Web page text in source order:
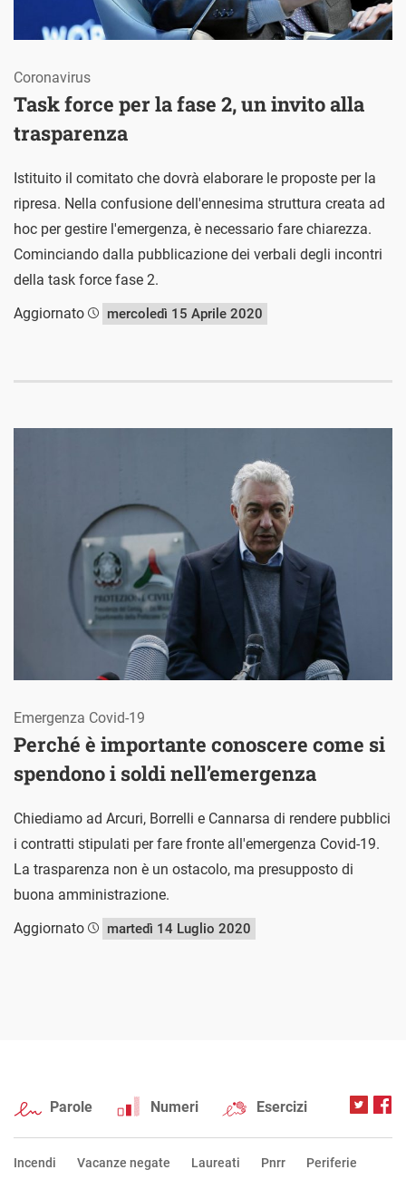
Task force per la fase 2, un invito alla
trasparenza
Coronavirus
Istituito il comitato che dovrà elaborare le proposte per la
ripresa. Nella confusione dell'ennesima struttura creata ad
hoc per gestire l'emergenza, è necessario fare chiarezza.
Cominciando dalla pubblicazione dei verbali degli incontri
della task force fase 2.
Aggiornato
mercoledì 15 Aprile 2020
Perché è importante conoscere come si
spendono i soldi nell’emergenza
Emergenza Covid-19
Chiediamo ad Arcuri, Borrelli e Cannarsa di rendere pubblici
i contratti stipulati per fare fronte all'emergenza Covid-19.
La trasparenza non è un ostacolo, ma presupposto di
buona amministrazione.
Aggiornato
martedì 14 Luglio 2020
Parole Numeri Esercizi
Incendi Vacanze negate Laureati Pnrr Periferie